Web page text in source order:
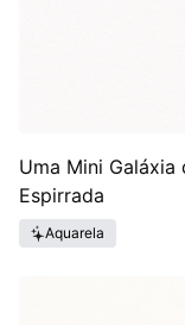
Uma Mini
Espirrada
Aquarela